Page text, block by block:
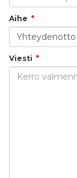
Aihe
Viesti